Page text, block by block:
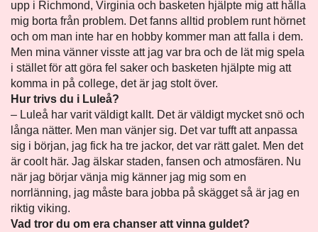
upp i Richmond, Virginia och basketen hjälpte mig att hålla
mig borta från problem. Det fanns alltid problem runt hörnet
och om man inte har en hobby kommer man att falla i dem.
Men mina vänner visste att jag var bra och de lät mig spela
i stället för att göra fel saker och basketen hjälpte mig att
komma in på college, det är jag stolt över.
Hur trivs du i Luleå?
– Luleå har varit väldigt kallt. Det är väldigt mycket snö och
långa nätter. Men man vänjer sig. Det var tufft att anpassa
sig i början, jag fick ha tre jackor, det var rätt galet. Men det
är coolt här. Jag älskar staden, fansen och atmosfären. Nu
när jag börjar vänja mig känner jag mig som en
norrlänning, jag måste bara jobba på skägget så är jag en
riktig viking.
Vad tror du om era chanser att vinna guldet?